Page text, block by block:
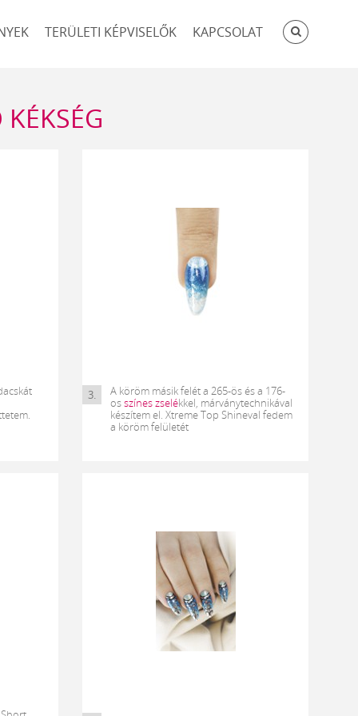
TERÜLETI KÉPVISELŐK KAPCSOLAT
3.
A köröm másik felét a 265-ös és a 176-
osszínes zselékkel, márványtechnikával
készítem el. Xtreme Top Shineval fedem
a köröm felületét